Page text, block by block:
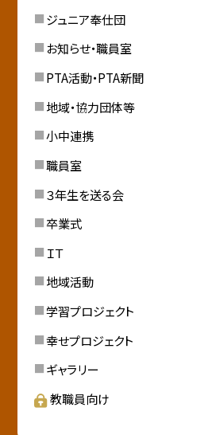
ジュニア奉仕団
お知らせ・職員室
PTA活動・PTA新聞
地域・協力団体等
小中連携
職員室
３年生を送る会
卒業式
ＩＴ
地域活動
学習プロジェクト
幸せプロジェクト
ギャラリー
教職員向け